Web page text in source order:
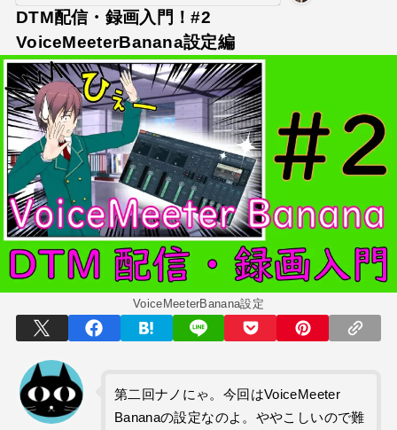
改名マニュアル〜性同一性障害（性別違和）の方対象
音楽活動
京都橘高校吹奏楽部で涙腺崩壊！その後インスピレーション降臨！
世の中・裏事情
オーディション詐欺 素質ある売れるから50万円持って来い!
人生・恋愛・運
隅田川で歌っていたらプロレスラーになった?!
世の中・裏事情
スリを発見！尾行してみた
DTM
オリジナル曲のMVをはじめてAIで作ってみた【超入門1】
私が性同一性障害（性別違和）を自覚した日①
性同一性障害
DTM配信・録画入門！#2
VoiceMeeterBanana設定編
VoiceMeeterBanana設定
第二回ナノにゃ。今回はVoiceMeeter
Bananaの設定なのよ。ややこしいので難